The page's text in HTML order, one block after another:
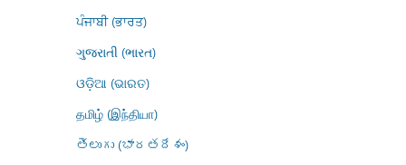
ਪੰਜਾਬੀ (ਭਾਰਤ)
ગુજરાતી (ભારત)
ଓଡ଼ିଆ (ଭାରତ)
தமிழ் (இந்தியா)
తెలుగు (భారతదేశం)